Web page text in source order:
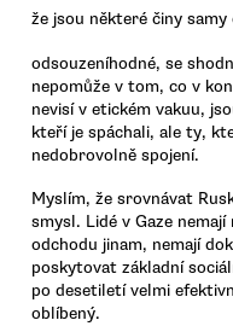
že jsou některé činy
odsouzeníhodné, se
nepomůže v tom, co v
nevisí v etickém vakuu,
kteří je spáchali, ale ty,
nedobrovolně spojení.
Myslím, že srovnávat
smysl. Lidé v Gaze
odchodu jinam, nemají
poskytovat základní
po desetiletí velmi
oblíbený.